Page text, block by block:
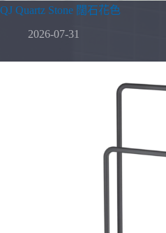
QJ Quartz Stone 闊石花色
2026-07-31